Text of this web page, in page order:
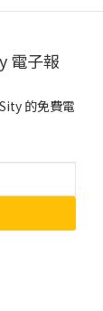
電子報
的免費電